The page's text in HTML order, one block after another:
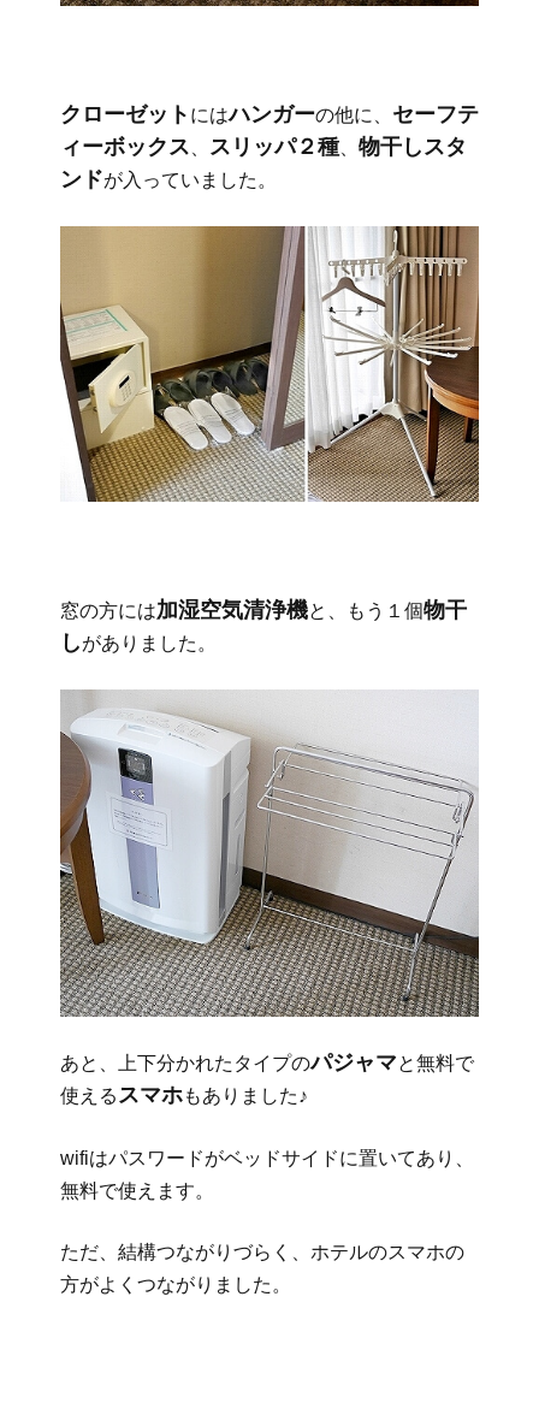
クローゼット にはハンガーの他に、 セーフテ
ィーボックス
スリッパ２種
物干しスタ
ンドが入っていました。
窓の方には加湿空気清浄機と、もう１個物干
しがありました。
あと、上下分かれたタイプのパジャマと無料で
使える スマホもありました♪
wifiはパスワードがベッドサイドに置いてあり、
無料で使えます。
ただ、結構つながりづらく、ホテルのスマホの
方がよくつながりました。